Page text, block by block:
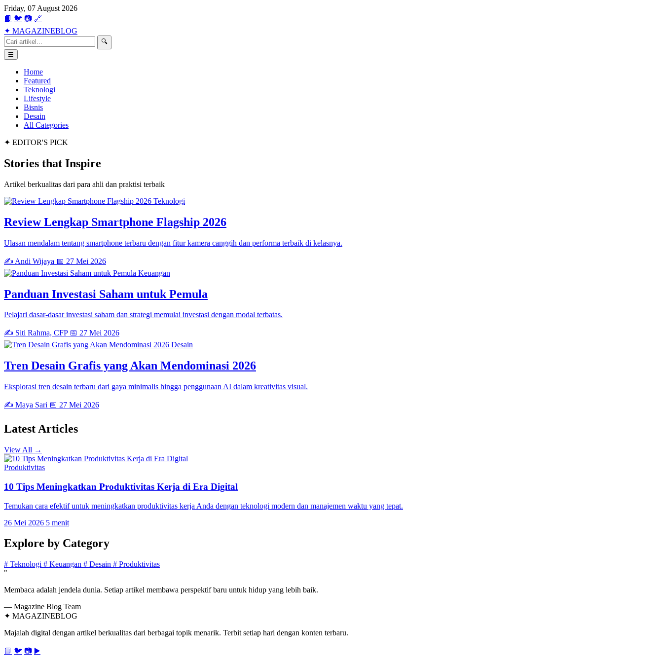
Friday, 07 August 2026
📘 🐦 📷 🔗
✦ MAGAZINEBLOG
🔍
☰
Home
Featured
Teknologi
Lifestyle
Bisnis
Desain
All Categories
✦ EDITOR'S PICK
Stories that Inspire
Artikel berkualitas dari para ahli dan praktisi terbaik
Teknologi
Review Lengkap Smartphone Flagship 2026
Ulasan mendalam tentang smartphone terbaru dengan fitur kamera canggih dan performa terbaik di kelasnya.
✍️ Andi Wijaya 📅 27 Mei 2026
Keuangan
Panduan Investasi Saham untuk Pemula
Pelajari dasar-dasar investasi saham dan strategi memulai investasi dengan modal terbatas.
✍️ Siti Rahma, CFP 📅 27 Mei 2026
Desain
Tren Desain Grafis yang Akan Mendominasi 2026
Eksplorasi tren desain terbaru dari gaya minimalis hingga penggunaan AI dalam kreativitas visual.
✍️ Maya Sari 📅 27 Mei 2026
Latest Articles
View All →
Produktivitas
10 Tips Meningkatkan Produktivitas Kerja di Era Digital
Temukan cara efektif untuk meningkatkan produktivitas kerja Anda dengan teknologi modern dan manajemen waktu yang tepat.
26 Mei 2026 5 menit
Explore by Category
# Teknologi # Keuangan # Desain # Produktivitas
"
Membaca adalah jendela dunia. Setiap artikel membawa perspektif baru untuk hidup yang lebih baik.
— Magazine Blog Team
✦ MAGAZINEBLOG
Majalah digital dengan artikel berkualitas dari berbagai topik menarik. Terbit setiap hari dengan konten terbaru.
📘 🐦 📷 ▶️